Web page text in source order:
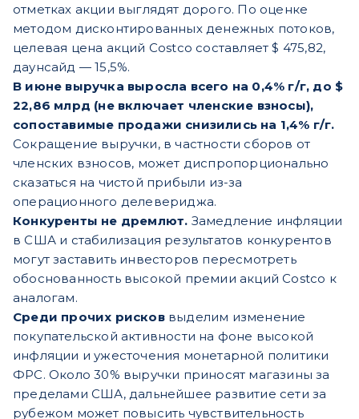
отметках акции выглядят дорого. По оценке
методом дисконтированных денежных потоков,
целевая цена акций Costco составляет $ 475,82,
даунсайд — 15,5%.
В июне выручка выросла всего на 0,4% г/г, до $
22,86 млрд (не включает членские взносы),
сопоставимые продажи снизились на 1,4% г/г.
Сокращение выручки, в частности сборов от
членских взносов, может диспропорционально
сказаться на чистой прибыли из-за
операционного делевериджа.
Конкуренты не дремлют. Замедление инфляции
в США и стабилизация результатов конкурентов
могут заставить инвесторов пересмотреть
обоснованность высокой премии акций Costco к
аналогам.
Среди прочих рисковвыделим изменение
покупательской активности на фоне высокой
инфляции и ужесточения монетарной политики
ФРС. Около 30% выручки приносят магазины за
пределами США, дальнейшее развитие сети за
рубежом может повысить чувствительность